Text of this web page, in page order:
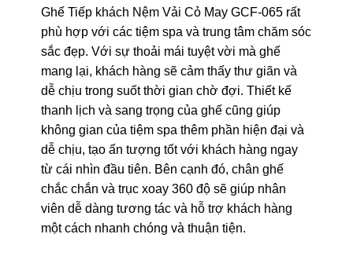
Ghế Tiếp khách Nệm Vải Cỏ May GCF-065 rất
phù hợp với các tiệm spa và trung tâm chăm sóc
sắc đẹp. Với sự thoải mái tuyệt vời mà ghế
mang lại, khách hàng sẽ cảm thấy thư giãn và
dễ chịu trong suốt thời gian chờ đợi. Thiết kế
thanh lịch và sang trọng của ghế cũng giúp
không gian của tiệm spa thêm phần hiện đại và
dễ chịu, tạo ấn tượng tốt với khách hàng ngay
từ cái nhìn đầu tiên. Bên cạnh đó, chân ghế
chắc chắn và trục xoay 360 độ sẽ giúp nhân
viên dễ dàng tương tác và hỗ trợ khách hàng
một cách nhanh chóng và thuận tiện.